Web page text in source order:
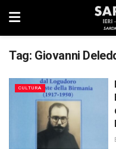
Tag: Giovanni
CULTURA